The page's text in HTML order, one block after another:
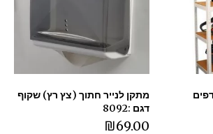
5 מדפים
מתקן לנייר חתוך (צץ רץ) שקוף
דגם :8092
₪69.00